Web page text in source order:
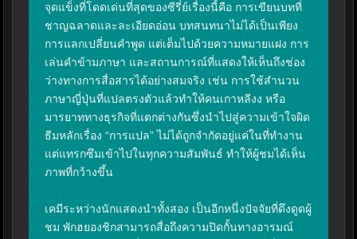
จุดแข็งที่โดดเด่นที่สุดของซีรี่ย์เรื่องนี้คือ การเขียนบทที่
ชาญฉลาดและละเอียดอ่อน บทสนทนาไม่ได้เป็นเพียง
การแลกเปลี่ยนคำพูด แต่เต็มไปด้วยความหมายแฝง การ
เล่นคำข้ามภาษา และสถานการณ์ที่แสดงให้เห็นถึงช่อง
ว่างทางการสื่อสารได้อย่างสมจริง เช่น การใช้สำนวน
ภาษาญี่ปุ่นที่แปลตรงตัวแล้วทำให้คนเกาหลีงง หรือ
มารยาททางธุรกิจที่แตกต่างกันซึ่งนำไปสู่ความเข้าใจผิด
ธีมหลักเรื่อง “การแปล” ไม่ได้ถูกจำกัดอยู่แค่ในที่ทำงาน
แต่แทรกซึมเข้าไปในทุกความสัมพันธ์ ทำให้ผู้ชมได้เห็น
ภาพที่กว้างขึ้น
เคมีระหว่างนักแสดงนำทั้งสอง เป็นอีกหนึ่งปัจจัยที่ดึงดูดผู้
ชม พักฮยองชิกสามารถสื่อถึงความปิดกั้นทางอารมณ์